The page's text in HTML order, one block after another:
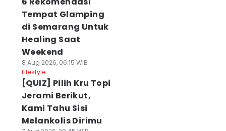
Tempat Glamping
di Semarang Untuk
Healing Saat
Weekend
8 Aug 2026, 06:15 WIB
Lifestyle
[QUIZ] Pilih Kru Topi
Jerami Berikut,
Kami Tahu Sisi
Melankolis Dirimu